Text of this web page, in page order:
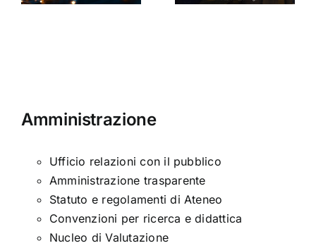
Amministrazione
Ufficio relazioni con il pubblico
Amministrazione trasparente
Statuto e regolamenti di Ateneo
Convenzioni per ricerca e didattica
Nucleo di Valutazione